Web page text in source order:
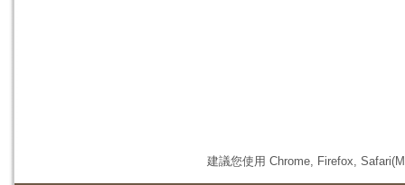
建議您使用 Chrome, Firefox,